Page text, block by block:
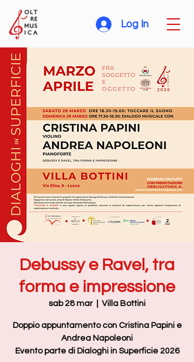
Log In
Debussy e Ravel, tra
forma e impressione
sab 28 mar
  |
Villa Bottini
Doppio appuntamento con Cristina Papini e
Andrea Napoleoni
Evento parte di Dialoghi in Superficie 2026